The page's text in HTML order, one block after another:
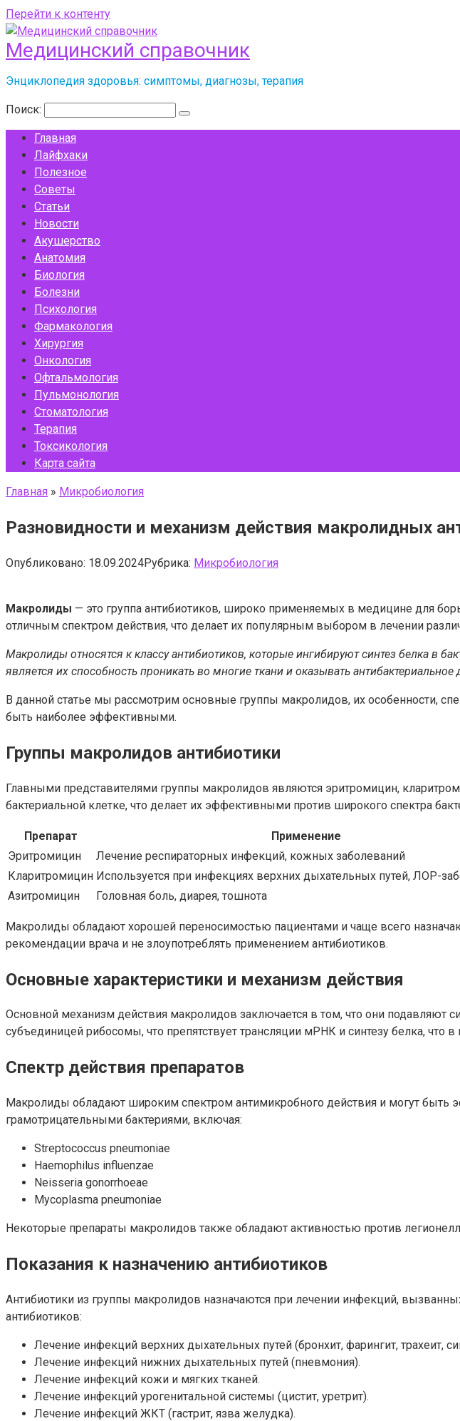
Перейти к контенту
Медицинский справочник
Энциклопедия здоровья: симптомы, диагнозы, терапия
Поиск:
Главная
Лайфхаки
Полезное
Советы
Статьи
Новости
Акушерство
Анатомия
Биология
Болезни
Психология
Фармакология
Хирургия
Онкология
Офтальмология
Пульмонология
Стоматология
Терапия
Токсикология
Карта сайта
Главная » Микробиология
Разновидности и механизм действия макролидных
Опубликовано: 18.09.2024Рубрика: Микробиология
Макролиды — это группа антибиотиков, широко применяемых в медицине для
отличным спектром действия, что делает их популярным выбором в лечении
Макролиды относятся к классу антибиотиков, которые ингибируют синтез белка в
является их способность проникать во многие ткани и оказывать
В данной статье мы рассмотрим основные группы макролидов, их особенности,
быть наиболее эффективными.
Группы макролидов антибиотики
Главными представителями группы макролидов являются эритромицин,
бактериальной клетке, что делает их эффективными против широкого спектра
Препарат Применение
Эритромицин
Лечение респираторных инфекций, кожных заболеваний
Кларитромицин Используется при инфекциях верхних дыхательных путей, ЛОР-
Азитромицин
Головная боль, диарея, тошнота
Макролиды обладают хорошей переносимостью пациентами и чаще всего
рекомендации врача и не злоупотреблять применением антибиотиков.
Основные характеристики и механизм действия
Основной механизм действия макролидов заключается в том, что они подавляют
субъединицей рибосомы, что препятствует трансляции мРНК и синтезу белка, что
Спектр действия препаратов
Макролиды обладают широким спектром антимикробного действия и могут
грамотрицательными бактериями, включая:
Streptococcus pneumoniae
Haemophilus influenzae
Neisseria gonorrhoeae
Mycoplasma pneumoniae
Некоторые препараты макролидов также обладают активностью против
Показания к назначению антибиотиков
Антибиотики из группы макролидов назначаются при лечении инфекций,
антибиотиков:
Лечение инфекций верхних дыхательных путей (бронхит, фарингит, трахеит,
Лечение инфекций нижних дыхательных путей (пневмония).
Лечение инфекций кожи и мягких тканей.
Лечение инфекций урогенитальной системы (цистит, уретрит).
Лечение инфекций ЖКТ (гастрит, язва желудка).